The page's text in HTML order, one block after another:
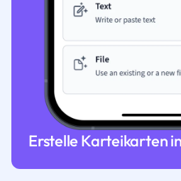
Erstelle Karteikarten